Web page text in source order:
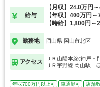
給与
【月収】24.0万円
【年収】400万円～
【時給】1,800円～
勤務地 岡山県 岡山市北区
アクセス
ＪＲ山陽本線(神戸－
ＪＲ宇野線 岡山駅…
年収700万円以上可 車通勤可 店舗